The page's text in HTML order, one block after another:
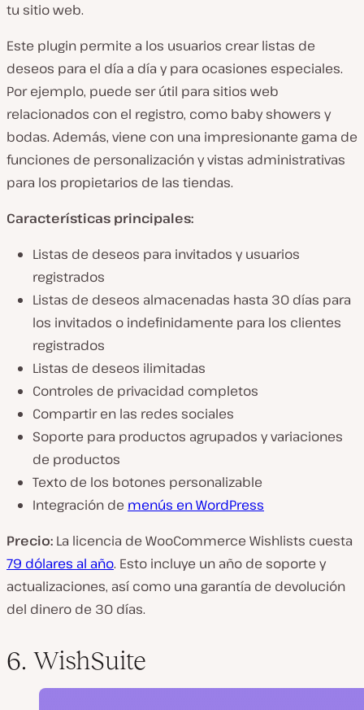
tu sitio web.
Este plugin permite a los usuarios crear listas de
deseos para el día a día y para ocasiones especiales.
Por ejemplo, puede ser útil para sitios web
relacionados con el registro, como baby showers y
bodas. Además, viene con una impresionante gama de
funciones de personalización y vistas administrativas
para los propietarios de las tiendas.
Características principales:
Listas de deseos para invitados y usuarios
registrados
Listas de deseos almacenadas hasta 30 días para
los invitados o indefinidamente para los clientes
registrados
Listas de deseos ilimitadas
Controles de privacidad completos
Compartir en las redes sociales
Soporte para productos agrupados y variaciones
de productos
Texto de los botones personalizable
Integración de menús en WordPress
Precio: La licencia de WooCommerce Wishlists cuesta
79 dólares al año. Esto incluye un año de soporte y
actualizaciones, así como una garantía de devolución
del dinero de 30 días.
6. WishSuite